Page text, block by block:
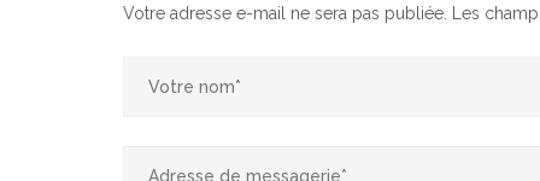
Votre adresse e-mail ne sera pas publiée. Les